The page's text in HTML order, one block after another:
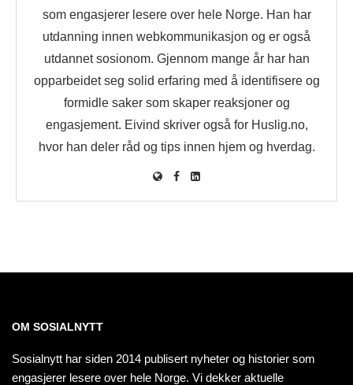
som engasjerer lesere over hele Norge. Han har
utdanning innen webkommunikasjon og er også
utdannet sosionom. Gjennom mange år har han
opparbeidet seg solid erfaring med å identifisere og
formidle saker som skaper reaksjoner og
engasjement. Eivind skriver også for Huslig.no,
hvor han deler råd og tips innen hjem og hverdag.
OM SOSIALNYTT
Sosialnytt har siden 2014 publisert nyheter og historier som
engasjerer lesere over hele Norge. Vi dekker aktuelle